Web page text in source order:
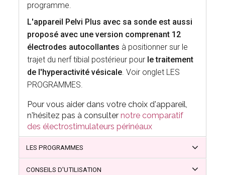
programme.
L'appareil Pelvi Plus avec sa sonde est aussi
proposé avec une version comprenant 12
électrodes autocollantes à positionner sur le
trajet du nerf tibial postérieur pour le traitement
de l'hyperactivité vésicale. Voir onglet LES
PROGRAMMES.
Pour vous aider dans votre choix d'appareil,
n'hésitez pas à consulternotre comparatif
des électrostimulateurs périnéaux
LES PROGRAMMES
CONSEILS D'UTILISATION